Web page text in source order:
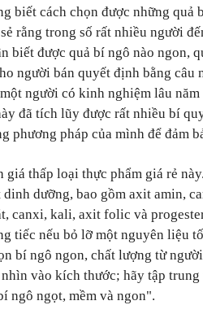
biết cách chọn được những quả
rằng trong số rất nhiều người
biết được quả bí ngô nào ngon,
người bán quyết định bằng
người có kinh nghiệm lâu
đã tích lũy được rất nhiều bí
phương pháp của mình để đảm
giá thấp loại thực phẩm giá rẻ
dinh dưỡng, bao gồm axit amin,
canxi, kali, axit folic và
tiếc nếu bỏ lỡ một nguyên liệu
bí ngô ngon, chất lượng từ
vào kích thước; hãy tập
ngô ngọt, mềm và ngon".